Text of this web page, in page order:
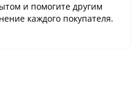
и помогите другим
каждого покупателя.